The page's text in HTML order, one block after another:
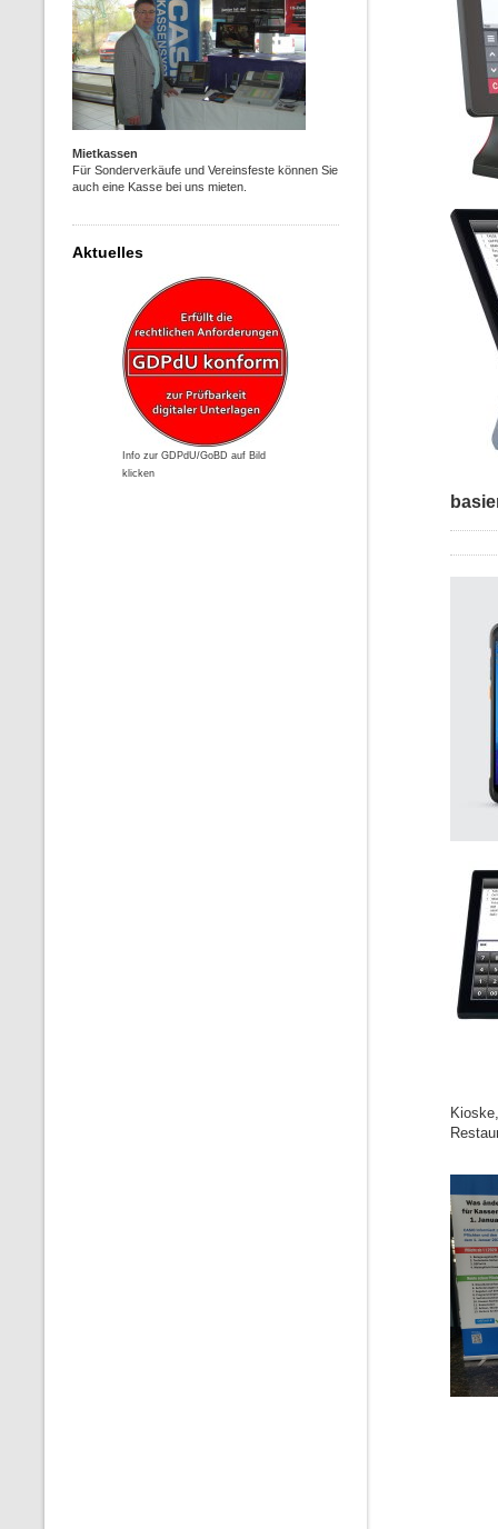
Mietkassen
Für Sonderverkäufe und Vereinsfeste können Sie
auch eine Kasse bei uns mieten.
Aktuelles
Info zur GDPdU/GoBD auf Bild
klicken